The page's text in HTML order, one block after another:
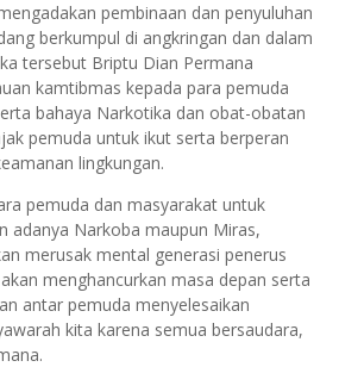
pembinaan dan penyuluhan
berkumpul di angkringan dan dalam
tersebut Briptu Dian Permana
kamtibmas kepada para pemuda
bahaya Narkotika dan obat-obatan
pemuda untuk ikut serta berperan
lingkungan.
pemuda dan masyarakat untuk
adanya Narkoba maupun Miras,
merusak mental generasi penerus
menghancurkan masa depan serta
antar pemuda menyelesaikan
kita karena semua bersaudara,